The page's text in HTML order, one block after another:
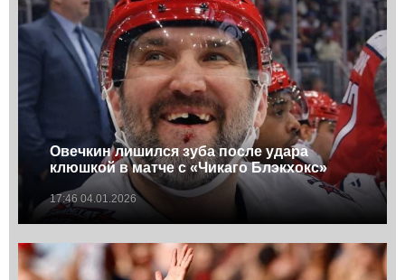
Овечкин лишился зуба после удара
клюшкой в матче с «Чикаго Блэкхокс»
17:46 04.01.2026